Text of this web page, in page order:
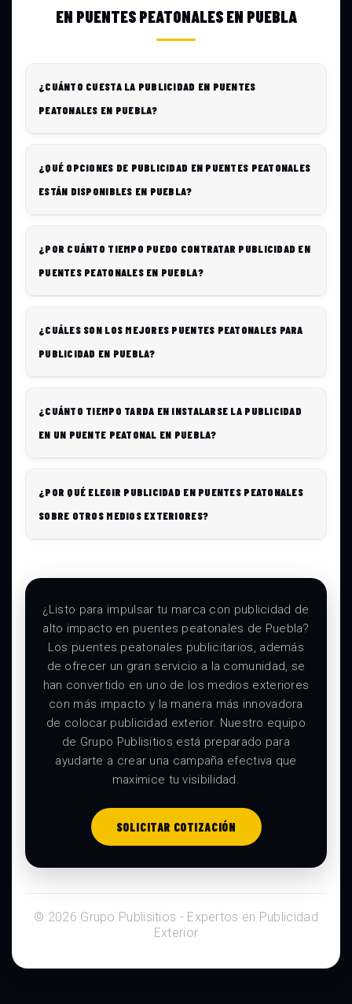
EN PUENTES PEATONALES EN PUEBLA
¿CUÁNTO CUESTA LA PUBLICIDAD EN PUENTES
PEATONALES EN PUEBLA?
¿QUÉ OPCIONES DE PUBLICIDAD EN PUENTES PEATONALES
ESTÁN DISPONIBLES EN PUEBLA?
¿POR CUÁNTO TIEMPO PUEDO CONTRATAR PUBLICIDAD EN
PUENTES PEATONALES EN PUEBLA?
¿CUÁLES SON LOS MEJORES PUENTES PEATONALES PARA
PUBLICIDAD EN PUEBLA?
¿CUÁNTO TIEMPO TARDA EN INSTALARSE LA PUBLICIDAD
EN UN PUENTE PEATONAL EN PUEBLA?
¿POR QUÉ ELEGIR PUBLICIDAD EN PUENTES PEATONALES
SOBRE OTROS MEDIOS EXTERIORES?
¿Listo para impulsar tu marca con publicidad de
alto impacto en puentes peatonales de Puebla?
Los puentes peatonales publicitarios, además
de ofrecer un gran servicio a la comunidad, se
han convertido en uno de los medios exteriores
con más impacto y la manera más innovadora
de colocar publicidad exterior. Nuestro equipo
de Grupo Publisitios está preparado para
ayudarte a crear una campaña efectiva que
maximice tu visibilidad.
SOLICITAR COTIZACIÓN
© 2026 Grupo Publisitios - Expertos en Publicidad
Exterior